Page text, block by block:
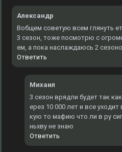
Александр
Вобщем советую всем глянуть
3 сезон, тоже посмотрю с
ем, а пока наслаждаюсь 2
Ответить
Михаил
3 сезон врядли будет так
ерез 10 000 лет и все
кую то мафию что ли в ру
ньхву не знаю
Ответить